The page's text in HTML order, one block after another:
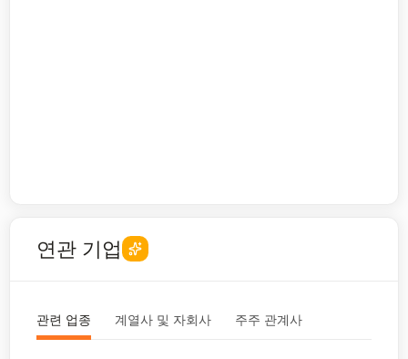
연관 기업
관련 업종 계열사 및 자회사 주주 관계사